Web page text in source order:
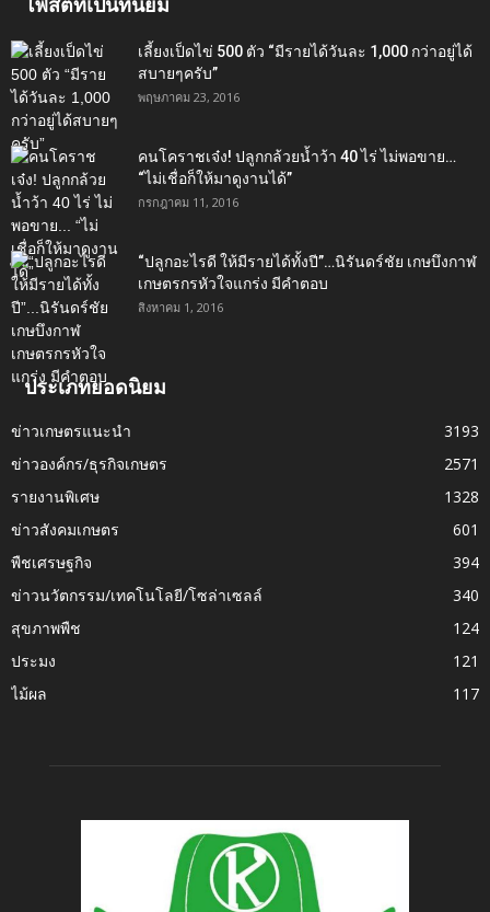
โพสต์ที่เป็นที่นิยม
เลี้ยงเป็ดไข่ 500 ตัว “มีรายได้วันละ 1,000 กว่าอยู่ได้
สบายๆครับ”
พฤษภาคม 23, 2016
คนโคราชเจ๋ง! ปลูกกล้วยน้ำว้า 40 ไร่ ไม่พอขาย…
“ไม่เชื่อก็ให้มาดูงานได้”‬
กรกฎาคม 11, 2016
“ปลูกอะไรดี ให้มีรายได้ทั้งปี”…นิรันดร์ชัย เกษบึงกาฬ
เกษตรกรหัวใจแกร่ง มีคำตอบ
สิงหาคม 1, 2016
ประเภทยอดนิยม
ข่าวเกษตรแนะนำ
3193
ข่าวองค์กร/ธุรกิจเกษตร
2571
รายงานพิเศษ
1328
ข่าวสังคมเกษตร
601
พืชเศรษฐกิจ
394
ข่าวนวัตกรรม/เทคโนโลยี/โซล่าเซลล์
340
สุขภาพพืช
124
ประมง
121
ไม้ผล
117